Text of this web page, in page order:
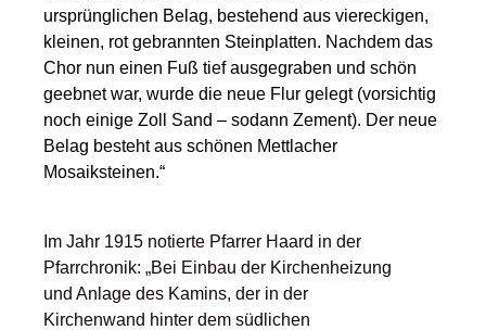
ursprünglichen Belag, bestehend aus viereckigen,
kleinen, rot gebrannten Steinplatten. Nachdem das
Chor nun einen Fuß tief ausgegraben und schön
geebnet war, wurde die neue Flur gelegt (vorsichtig
noch einige Zoll Sand – sodann Zement). Der neue
Belag besteht aus schönen Mettlacher
Mosaiksteinen.“
Im Jahr 1915 notierte Pfarrer Haard in der
Pfarrchronik: „Bei Einbau der Kirchenheizung
und Anlage des Kamins, der in der
Kirchenwand hinter dem südlichen